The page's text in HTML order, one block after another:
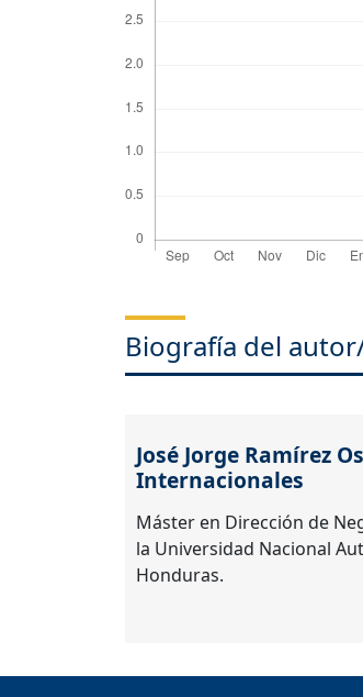
Biografía del
José Jorge Ramírez
Internacionales
Máster en Dirección de
la Universidad Nacional
Honduras.